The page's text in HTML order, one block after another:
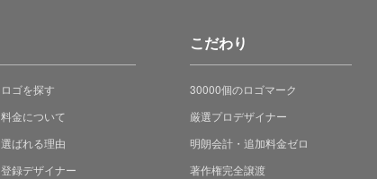
ロゴを探す
料金について
選ばれる理由
登録デザイナー
こだわり
30000個のロゴマーク
厳選プロデザイナー
明朗会計・追加料金ゼロ
著作権完全譲渡